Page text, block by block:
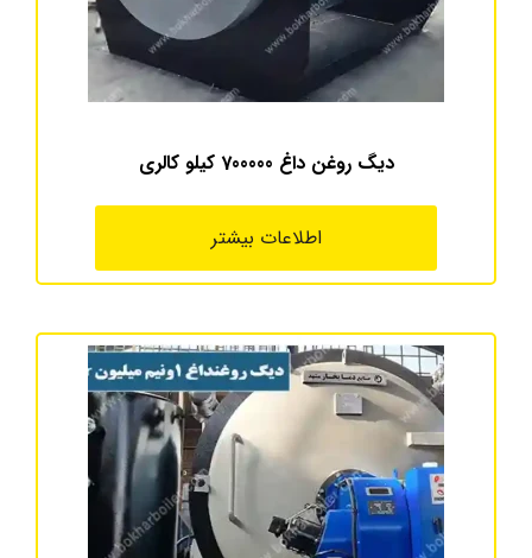
دیگ روغن داغ 700000 کیلو کالری
اطلاعات بیشتر